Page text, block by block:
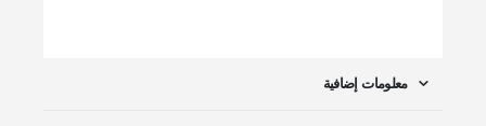
معلومات إضافية